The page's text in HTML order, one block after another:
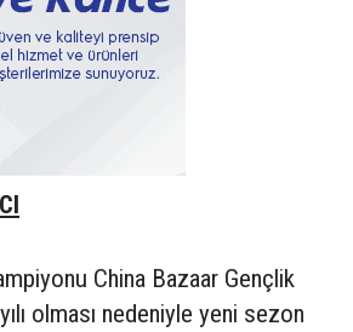
China Bazaar Gençlik
olması nedeniyle yeni sezon